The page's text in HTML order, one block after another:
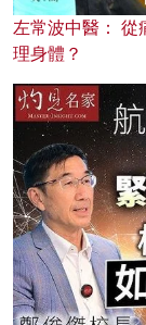
左常波中醫： 從
理身體？